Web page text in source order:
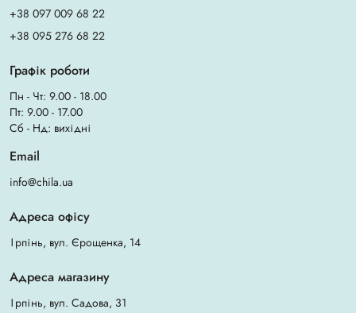
+38 097 009 68 22
+38 095 276 68 22
Графік роботи
Пн - Чт: 9.00 - 18.00
Пт: 9.00 - 17.00
Сб - Нд: вихідні
Email
info@chila.ua
Адреса офісу
Ірпінь, вул. Єрощенка, 14
Адреса магазину
Ірпінь, вул. Садова, 31